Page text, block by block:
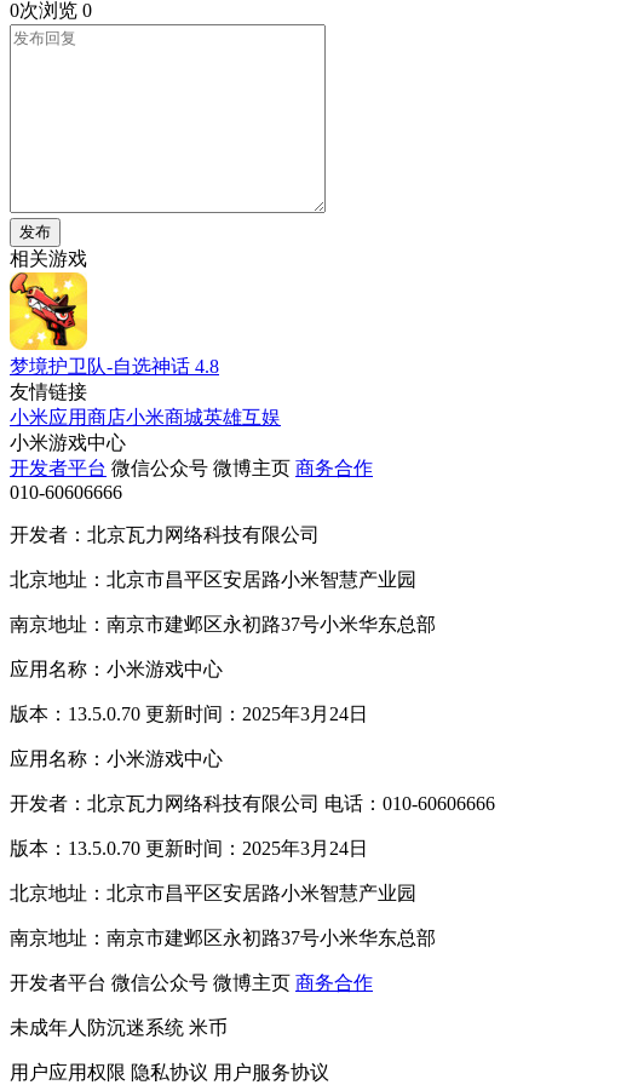
0次浏览 0
发布
相关游戏
梦境护卫队-自选神话 4.8
友情链接
小米应用商店小米商城英雄互娱
小米游戏中心
开发者平台 微信公众号 微博主页 商务合作
010-60606666
开发者：北京瓦力网络科技有限公司
北京地址：北京市昌平区安居路小米智慧产业园
南京地址：南京市建邺区永初路37号小米华东总部
应用名称：小米游戏中心
版本：13.5.0.70 更新时间：2025年3月24日
应用名称：小米游戏中心
开发者：北京瓦力网络科技有限公司 电话：010-60606666
版本：13.5.0.70 更新时间：2025年3月24日
北京地址：北京市昌平区安居路小米智慧产业园
南京地址：南京市建邺区永初路37号小米华东总部
开发者平台 微信公众号 微博主页 商务合作
未成年人防沉迷系统 米币
用户应用权限 隐私协议 用户服务协议